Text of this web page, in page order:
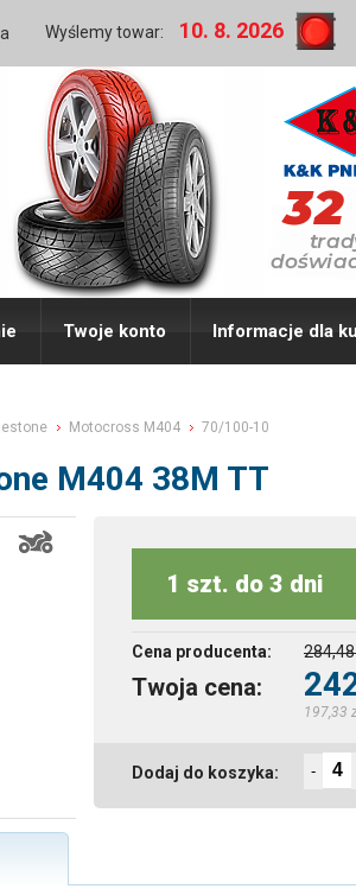
Wyślemy towar: 10. 8. 2026
Twoje konto Informacje dla
Motocross M404 70/100-10
M404 38M TT
1 szt. do 3 dni
Cena producenta: 284,48
Twoja cena:
197,33
Dodaj do koszyka: -